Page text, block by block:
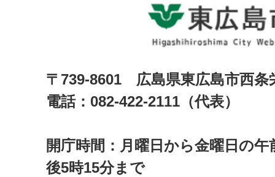
〒739-8601 広島県東広島市西
電話：082-422-2111（代表）
開庁時間：月曜日から金曜日の午
後5時15分まで